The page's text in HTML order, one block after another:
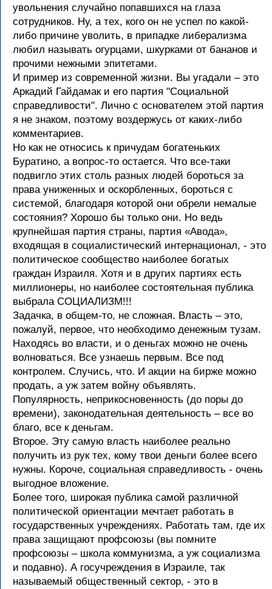
увольнения случайно попавшихся на глаза
сотрудников. Ну, а тех, кого он не успел по какой-
либо причине уволить, в припадке либерализма
любил называть огурцами, шкурками от бананов и
прочими нежными эпитетами.
И пример из современной жизни. Вы угадали – это
Аркадий Гайдамак и его партия "Социальной
справедливости". Лично с основателем этой партия
я не знаком, поэтому воздержусь от каких-либо
комментариев.
Но как не относись к причудам богатеньких
Буратино, а вопрос-то остается. Что все-таки
подвигло этих столь разных людей бороться за
права униженных и оскорбленных, бороться с
системой, благодаря которой они обрели немалые
состояния? Хорошо бы только они. Но ведь
крупнейшая партия страны, партия «Авода»,
входящая в социалистический интернационал, - это
политическое сообщество наиболее богатых
граждан Израиля. Хотя и в других партиях есть
миллионеры, но наиболее состоятельная публика
выбрала СОЦИАЛИЗМ!!!
Задачка, в общем-то, не сложная. Власть – это,
пожалуй, первое, что необходимо денежным тузам.
Находясь во власти, и о деньгах можно не очень
волноваться. Все узнаешь первым. Все под
контролем. Случись, что. И акции на бирже можно
продать, а уж затем войну объявлять.
Популярность, неприкосновенность (до поры до
времени), законодательная деятельность – все во
благо, все к деньгам.
Второе. Эту самую власть наиболее реально
получить из рук тех, кому твои деньги более всего
нужны. Короче, социальная справедливость - очень
выгодное вложение.
Более того, широкая публика самой различной
политической ориентации мечтает работать в
государственных учреждениях. Работать там, где их
права защищают профсоюзы (вы помните
профсоюзы – школа коммунизма, а уж социализма
и подавно). А госучреждения в Израиле, так
называемый общественный сектор, - это в